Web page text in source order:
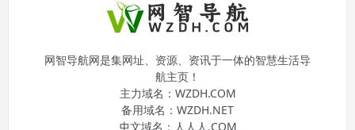
网智导航网是集网址、资源、资讯于一体的智慧生活导
航主页！
主力域名： WZDH.COM
备用域名： WZDH.NET
中文域名： 人人人.COM